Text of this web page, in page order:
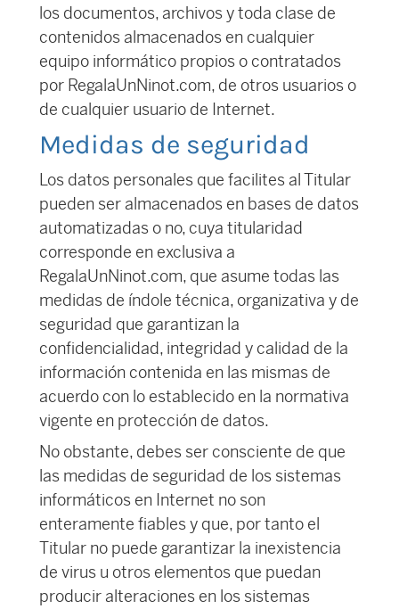
los documentos, archivos y toda clase de
contenidos almacenados en cualquier
equipo informático propios o contratados
por RegalaUnNinot.com, de otros usuarios o
de cualquier usuario de Internet.
Medidas de seguridad
Los datos personales que facilites al Titular
pueden ser almacenados en bases de datos
automatizadas o no, cuya titularidad
corresponde en exclusiva a
RegalaUnNinot.com, que asume todas las
medidas de índole técnica, organizativa y de
seguridad que garantizan la
confidencialidad, integridad y calidad de la
información contenida en las mismas de
acuerdo con lo establecido en la normativa
vigente en protección de datos.
No obstante, debes ser consciente de que
las medidas de seguridad de los sistemas
informáticos en Internet no son
enteramente fiables y que, por tanto el
Titular no puede garantizar la inexistencia
de virus u otros elementos que puedan
producir alteraciones en los sistemas